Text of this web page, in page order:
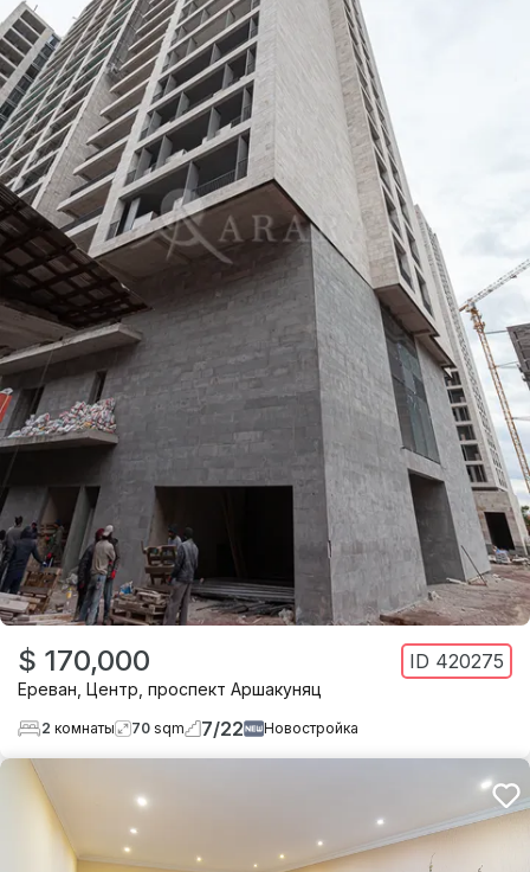
$ 170,000 ID 420275
Ереван Центр проспект Аршакуняц
2 комнаты 70 sqm 7/22 Новостройка